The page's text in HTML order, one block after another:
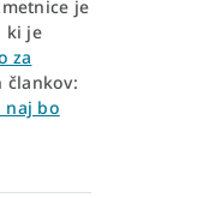
je
ki je
za
člankov:
naj bo